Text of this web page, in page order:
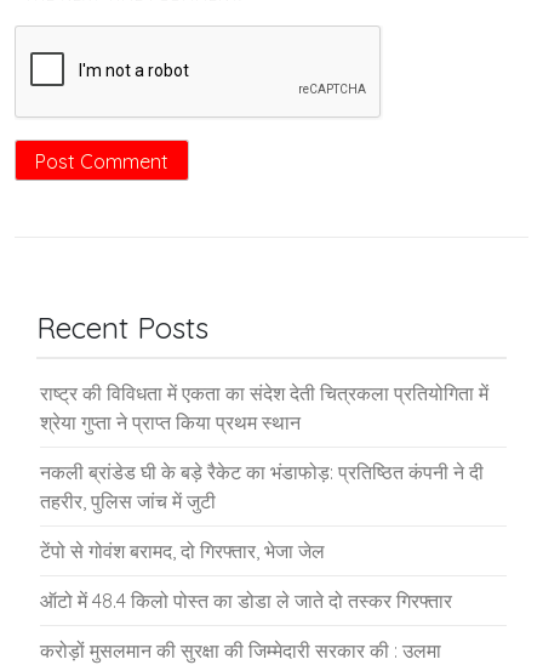
Recent Posts
राष्ट्र की विविधता में एकता का संदेश देती चित्रकला प्रतियोगिता में
श्रेया गुप्ता ने प्राप्त किया प्रथम स्थान
नकली ब्रांडेड घी के बड़े रैकेट का भंडाफोड़: प्रतिष्ठित कंपनी ने दी
तहरीर, पुलिस जांच में जुटी
टेंपो से गोवंश बरामद, दो गिरफ्तार, भेजा जेल
ऑटो में 48.4 किलो पोस्त का डोडा ले जाते दो तस्कर गिरफ्तार
करोड़ों मुसलमान की सुरक्षा की जिम्मेदारी सरकार की : उलमा